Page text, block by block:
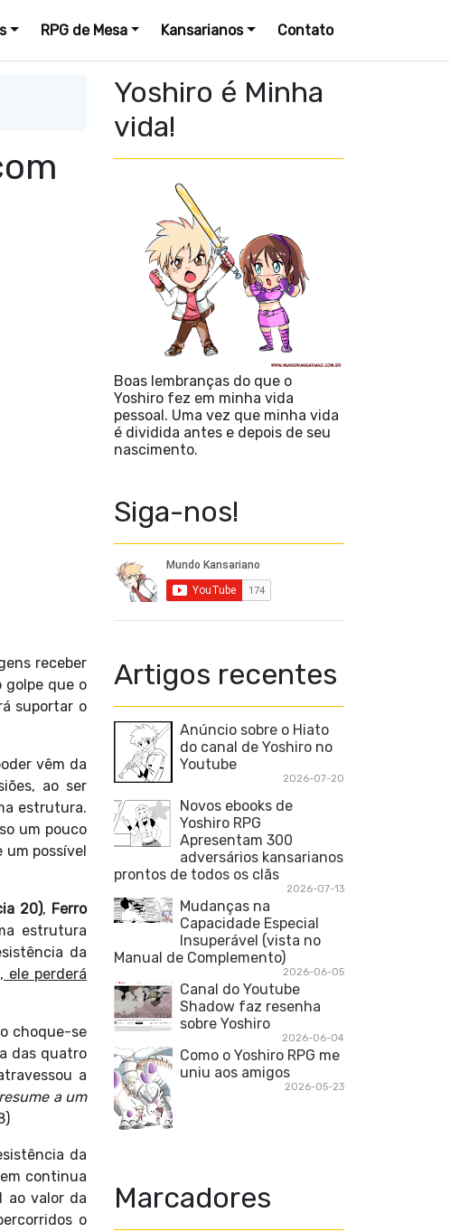
RPG de Mesa Kansarianos Contato
receber
golpe que o
suportar o
vêm da
ao ser
estrutura.
um pouco
um possível
20), Ferro
estrutura
da
ele perderá
choque-se
das quatro
a
a um
da
continua
ao valor da
o
Yoshiro é Minha
vida!
Boas lembranças do que o
Yoshiro fez em minha vida
pessoal. Uma vez que minha vida
é dividida antes e depois de seu
nascimento.
Siga-nos!
Artigos recentes
Anúncio sobre o Hiato
do canal de Yoshiro no
Youtube
2026-07-20
Novos ebooks de
Yoshiro RPG
Apresentam 300
adversários kansarianos
prontos de todos os clãs
2026-07-13
Mudanças na
Capacidade Especial
Insuperável (vista no
Manual de Complemento)
2026-06-05
Canal do Youtube
Shadow faz resenha
sobre Yoshiro
2026-06-04
Como o Yoshiro RPG me
uniu aos amigos
2026-05-23
Marcadores